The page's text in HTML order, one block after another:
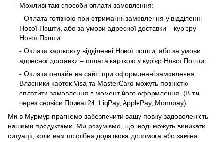
Можливі такі способи оплати замовлення:
- Оплата готівкою при отриманні замовлення у відділенні
Нової Пошти, або за умови адресної доставки – кур'єру
Нової Пошти.
- Оплата карткою у відділенні Нової пошти, або за умови
адресної доставки – оплата карткою у кур'єр Нової Пошти.
- Оплата онлайн на сайті при оформленні замовлення.
Власники карток Visa та MasterCard можуть повністю
сплатити замовлення в момент його оформлення. (В т.ч
через сервіси Приват24, LiqPay, ApplePay, Monopay)
Ми в Мурмур прагнемо забезпечити вашу повну задоволеність
нашими продуктами. Ми розуміємо, що іноді можуть виникати
ситуації, коли вам потрібна додаткова допомога або заміна